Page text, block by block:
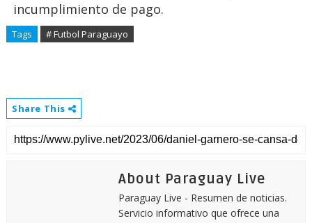
incumplimiento de pago.
Tags # Futbol Paraguayo
Share This
About Paraguay Live
Paraguay Live - Resumen de noticias.
Servicio informativo que ofrece una